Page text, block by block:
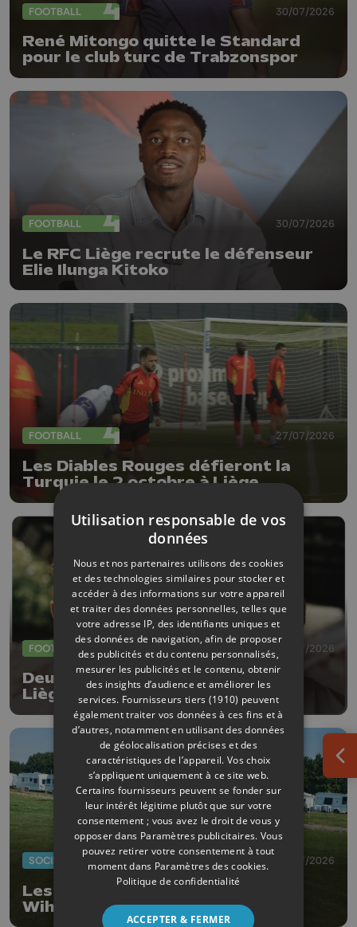
FOOTBALL 30/07/2026
René Mitongo quitte le Standard
pour le club turc de Trabzonspor
FOOTBALL 30/07/2026
Le RFC Liège recrute le défenseur
Elie Ilunga Kitoko
FOOTBALL 27/07/2026
Les Diables Rouges défieront la
Turquie le 2 octobre à Liège
FOOTBALL 23/07/2026
Deux nouvelles arrivées au RFC
Liège
SOCIÉTÉ 20/07/2026
Les gens du voyage ont quitté
Wihogne
Utilisation responsable de vos
données
Nous et nos partenaires utilisons des cookies
et des technologies similaires pour stocker et
accéder à des informations sur votre appareil
et traiter des données personnelles, telles que
votre adresse IP, des identifiants uniques et
des données de navigation, afin de proposer
des publicités et du contenu personnalisés,
mesurer les publicités et le contenu, obtenir
des insights d’audience et améliorer les
services. Fournisseurs tiers (1910) peuvent
également traiter vos données à ces fins et à
d’autres, notamment en utilisant des données
de géolocalisation précises et des
caractéristiques de l’appareil. Vos choix
s’appliquent uniquement à ce site web.
Certains fournisseurs peuvent se fonder sur
leur intérêt légitime plutôt que sur votre
consentement ; vous avez le droit de vous y
opposer dans Paramètres publicitaires. Vous
pouvez retirer votre consentement à tout
moment dans Paramètres des cookies.
Politique de confidentialité
ACCEPTER & FERMER